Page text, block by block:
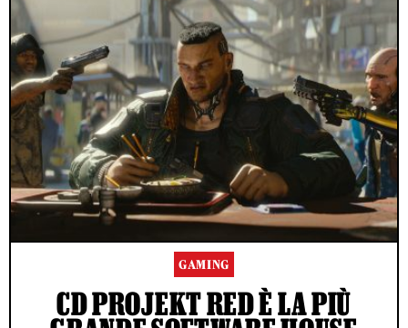
GAMING
CD PROJEKT RED È LA PIÙ